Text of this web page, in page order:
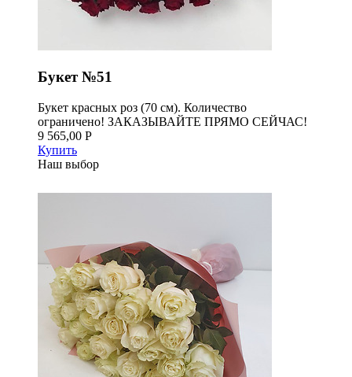
Букет №51
Букет красных роз (70 см). Количество
ограничено! ЗАКАЗЫВАЙТЕ ПРЯМО СЕЙЧАС!
9 565,00 Р
Купить
Наш выбор